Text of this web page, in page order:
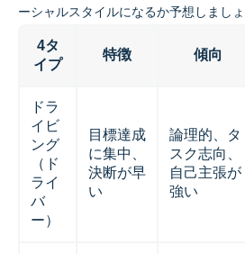
ーシャルスタイルになるか予想しましょ
4タ
イプ
特徴 傾向
ドラ
イビ
ング
（ド
ライ
バ
ー）
目標達成
に集中、
決断が早
い
論理的、タ
スク志向、
自己主張が
強い